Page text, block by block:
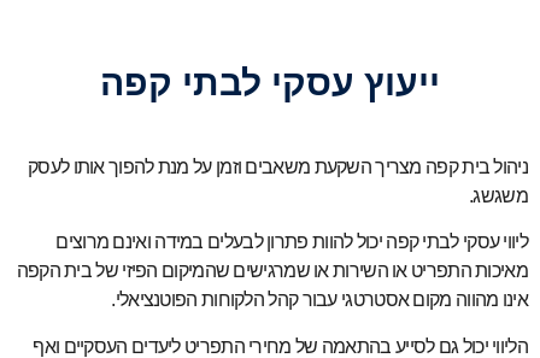
ייעוץ עסקי לבתי קפה
ניהול בית קפה מצריך השקעת משאבים וזמן על מנת להפוך אותו לעסק
משגשג.
ליווי עסקי לבתי קפה יכול להוות פתרון לבעלים במידה ואינם מרוצים
מאיכות התפריט או השירות או שמרגישים שהמיקום הפיזי של בית הקפה
אינו מהווה מקום אסטרטגי עבור קהל הלקוחות הפוטנציאלי.
הליווי יכול גם לסייע בהתאמה של מחירי התפריט ליעדים העסקיים ואף